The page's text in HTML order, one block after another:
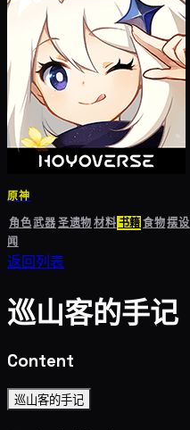
原神
角色武器圣遗物材料书籍食物摆设
闻
返回列表
巡山客的手记
Content
巡山客的手记